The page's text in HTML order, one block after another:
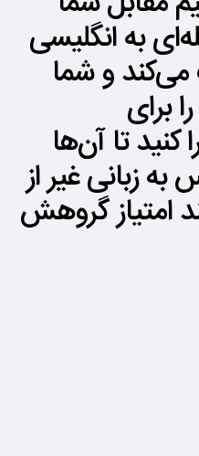
به انگلیسی
می‌کند و شما
برای
تا آن‌ها
زبانی غیر از
امتیاز گروهش